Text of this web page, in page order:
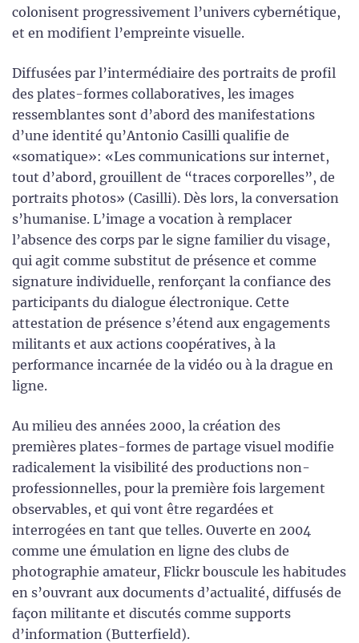
colonisent progressivement l’univers cybernétique,
et en modifient l’empreinte visuelle.
Diffusées par l’intermédiaire des portraits de profil
des plates-formes collaboratives, les images
ressemblantes sont d’abord des manifestations
d’une identité qu’Antonio Casilli qualifie de
«somatique»: «Les communications sur internet,
tout d’abord, grouillent de “traces corporelles”, de
portraits photos» (Casilli). Dès lors, la conversation
s’humanise. L’image a vocation à remplacer
l’absence des corps par le signe familier du visage,
qui agit comme substitut de présence et comme
signature individuelle, renforçant la confiance des
participants du dialogue électronique. Cette
attestation de présence s’étend aux engagements
militants et aux actions coopératives, à la
performance incarnée de la vidéo ou à la drague en
ligne.
Au milieu des années 2000, la création des
premières plates-formes de partage visuel modifie
radicalement la visibilité des productions non-
professionnelles, pour la première fois largement
observables, et qui vont être regardées et
interrogées en tant que telles. Ouverte en 2004
comme une émulation en ligne des clubs de
photographie amateur, Flickr bouscule les habitudes
en s’ouvrant aux documents d’actualité, diffusés de
façon militante et discutés comme supports
d’information (Butterfield).